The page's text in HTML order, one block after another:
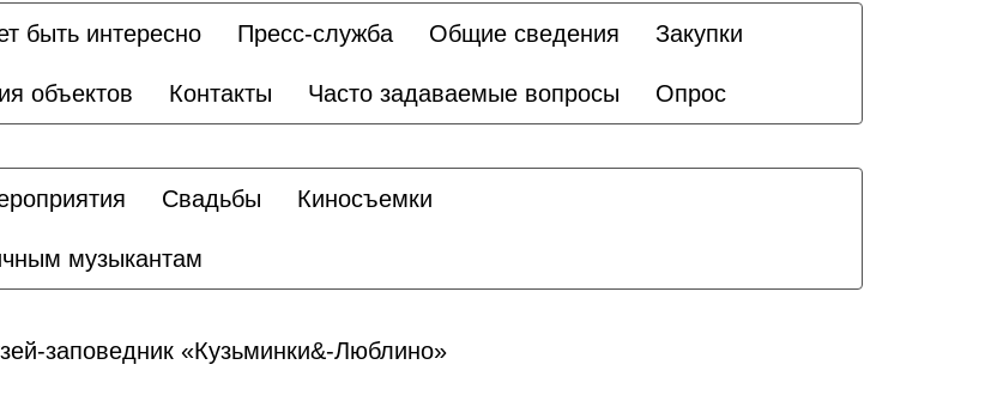
быть интересно Пресс-служба Общие сведения Закупки
объектов Контакты Часто задаваемые вопросы Опрос
Свадьбы Киносъемки
музыкантам
заповедник «Кузьминки&-Люблино»